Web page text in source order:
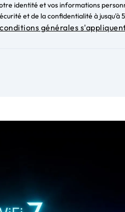
identité et vos informations
et de la confidentialité à jusqu'à
générales